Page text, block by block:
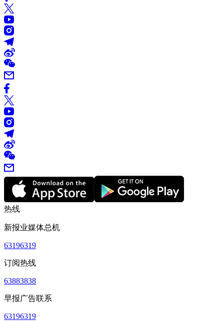
热线
新报业媒体总机
63196319
订阅热线
63883838
早报广告联系
63196319